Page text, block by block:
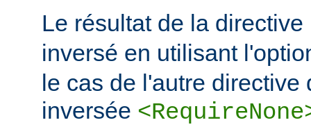
Le résultat de la directive
inversé en utilisant
le cas de l'autre directive
inversée